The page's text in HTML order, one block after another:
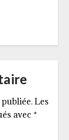
Les
avec *